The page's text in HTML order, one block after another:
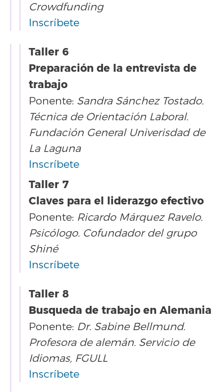
Crowdfunding
Inscríbete
Taller 6
Preparación de la entrevista de
trabajo
Ponente: Sandra Sánchez Tostado.
Técnica de Orientación Laboral.
Fundación General Univerisdad de
La Laguna
Inscríbete
Taller 7
Claves para el liderazgo efectivo
Ponente: Ricardo Márquez Ravelo.
Psicólogo. Cofundador del grupo
Shiné
Inscríbete
Taller 8
Busqueda de trabajo en Alemania
Ponente: Dr. Sabine Bellmund.
Profesora de alemán. Servicio de
Idiomas, FGULL
Inscríbete